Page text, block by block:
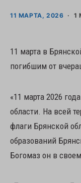
11 МАРТА, 2026 1
11 марта в
погибшим от
«11 марта 2026
области. На всей
флаги Брянской
образований
Богомаз он в